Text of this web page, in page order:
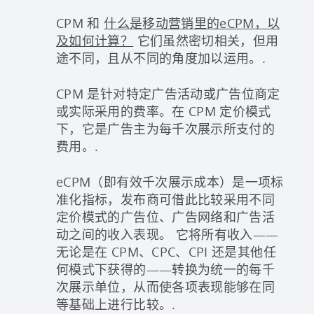
CPM 和什么是移动营销里的eCPM，以
及如何计算？
它们虽然密切相关，但用
途不同，且从不同的角度加以运用。.
CPM 是针对特定广告活动或广告位商定
或实际采用的费率。在 CPM 定价模式
下，它是广告主为每千次展示所支付的
费用。.
eCPM（即有效千次展示成本）是一项标
准化指标，发布商可借此比较采用不同
定价模式的广告位、广告网络和广告活
动之间的收入表现。 它将所有收入——
无论是在 CPM、CPC、CPI 还是其他任
何模式下获得的——转换为统一的每千
次展示单位，从而使各项表现能够在同
等基础上进行比较。.